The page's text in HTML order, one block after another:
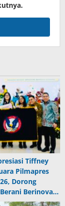
Tiffney
Pilmapres
Dorong
Berinova…